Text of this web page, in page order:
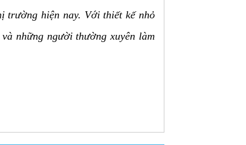
trường hiện nay. Với thiết kế nhỏ
những người thường xuyên làm
điện xoay chiều (AC) và một